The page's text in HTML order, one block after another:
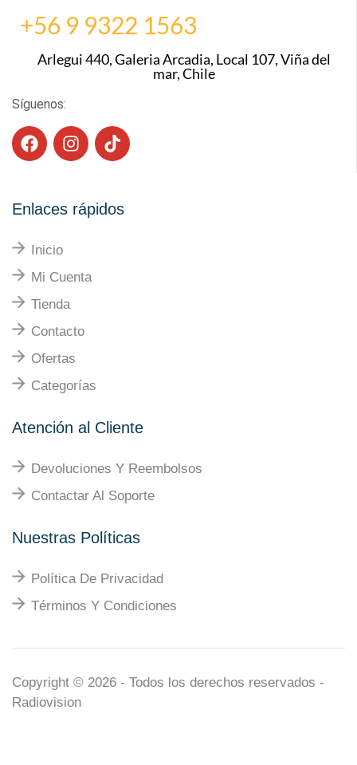
+56 9 9322 1563
Arlegui 440, Galeria Arcadia, Local 107, Viña del
mar, Chile
Síguenos:
Enlaces rápidos
Inicio
Mi Cuenta
Tienda
Contacto
Ofertas
Categorías
Atención al Cliente
Devoluciones Y Reembolsos
Contactar Al Soporte
Nuestras Políticas
Política De Privacidad
Términos Y Condiciones
Copyright © 2026 - Todos los derechos reservados -
Radiovision